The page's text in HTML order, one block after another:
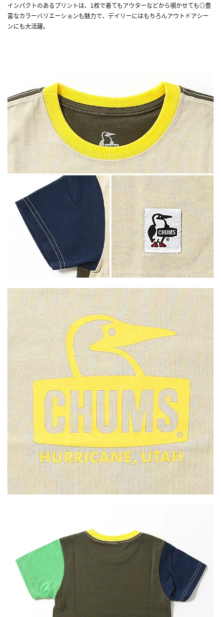
インパクトのあるプリントは、1枚で着てもアウターなどから覗かせても◎豊
富なカラーバリエーションも魅力で、デイリーにはもちろんアウトドアシー
ンにも大活躍。